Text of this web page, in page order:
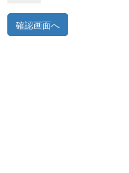
確認画面へ